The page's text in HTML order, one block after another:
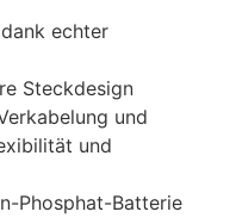
echter
Steckdesign
und
und
Phosphat-Batterie